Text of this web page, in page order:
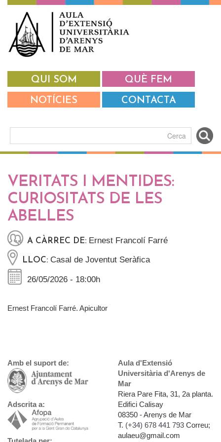
Vés al contingut
QUI SOM QUÈ FEM
NOTÍCIES CONTACTA
Formulari de cerca
VERITATS I MENTIDES:
CURIOSITATS DE LES
ABELLES
A CÀRREC DE: Ernest Francolí Farré
LLOC: Casal de Joventut Seràfica
26/05/2026 - 18:00h
Ernest Francolí Farré. Apicultor
Amb el suport de:
Adscrita a:
Aula d'Extensió
Universitària d'Arenys de
Mar
Riera Pare Fita, 31, 2a planta.
Edifici Calisay
08350 - Arenys de Mar
T. (+34) 678 441 793 Correu;
aulaeu@gmail.com